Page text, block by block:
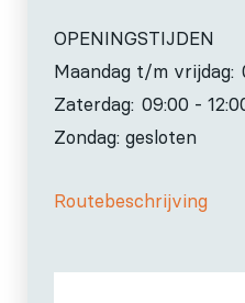
OPENINGSTIJDEN
Maandag t/m vrijdag:
Zaterdag: 09:00 -
Zondag: gesloten
Routebeschrijving